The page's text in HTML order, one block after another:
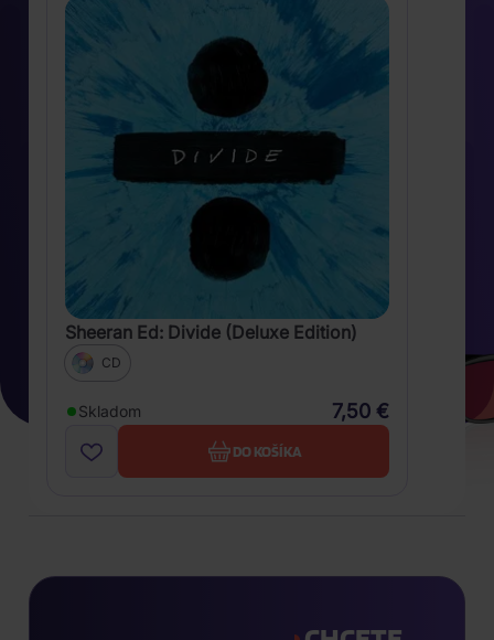
Sheeran Ed: Divide (Deluxe Edition)
CD
Skladom 7,50 €
DO KOŠÍKA